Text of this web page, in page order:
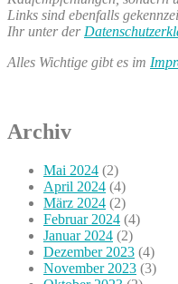
Links sind ebenfalls
Ihr unter der
Alles Wichtige gibt es im
Archiv
Mai 2024 (2)
April 2024 (4)
März 2024 (2)
Februar 2024 (4)
Januar 2024 (2)
Dezember 2023 (4)
November 2023 (3)